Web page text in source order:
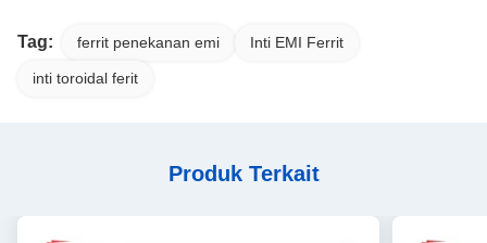
Tag: ferrit penekanan emi Inti EMI Ferrit
inti toroidal ferit
Produk Terkait